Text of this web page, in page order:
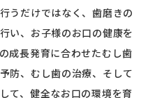
うだけではなく、歯磨きの
い、お子様のお口の健康を
成長発育に合わせたむし歯
防、むし歯の治療、そして
て、健全なお口の環境を育